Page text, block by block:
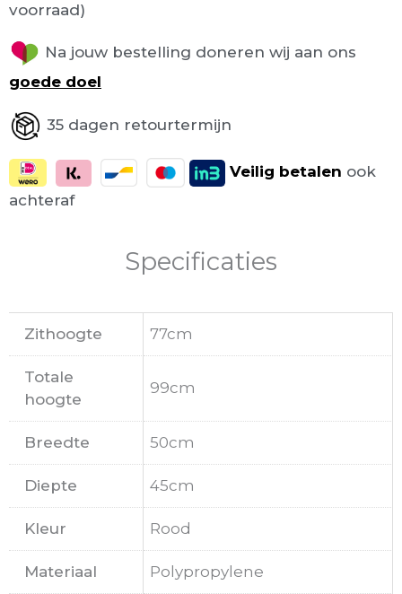
voorraad)
Na jouw bestelling doneren wij aan ons
goede doel
35 dagen retourtermijn
Veilig betalen ook
achteraf
Specificaties
Zithoogte 77cm
Totale
hoogte
99cm
Breedte 50cm
Diepte 45cm
Kleur Rood
Materiaal Polypropylene